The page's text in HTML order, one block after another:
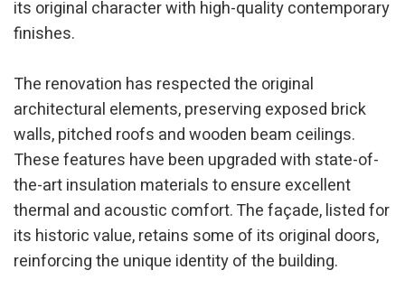
its original character with high-quality contemporary
finishes.
The renovation has respected the original
architectural elements, preserving exposed brick
walls, pitched roofs and wooden beam ceilings.
These features have been upgraded with state-of-
the-art insulation materials to ensure excellent
thermal and acoustic comfort. The façade, listed for
its historic value, retains some of its original doors,
reinforcing the unique identity of the building.
Технический и функциональный
Всегда активный
Этот веб-сайт использует собственные файлы cookie
с их установкой. Пользователь имеет возможность
настроить свой браузер, имея возможность, если он
того пожелает, предотвратить их установку на свой
жесткий диск, хотя он должен помнить, что такое
действие может вызвать трудности при навигации по
веб-сайту.
Аналитика и персонализация
Они позволяют отслеживать и анализировать
Информация, собранная с помощью этого типа файлов